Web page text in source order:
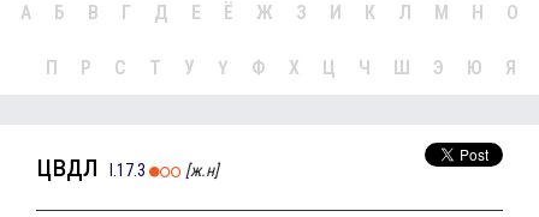
А Б В Г Д Е Ё Ж З И К Л М Н О
П Р С Т У Ү Ф Х Ц Ч Ш Э Ю Я
цөвдөл I.17.3 [ж.н]